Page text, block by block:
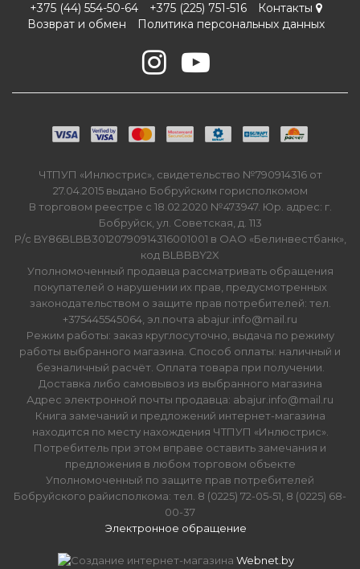
+375 (44) 554-50-64 +375 (225) 751-516
Контакты
Возврат и обмен
Политика персональных данных
ЧТПУП «Инлюстрис», свидетельство №790914316 от
27.04.2015 выдано Бобруйским горисполкомом
В торговом реестре с 18.02.2020 №473947. Юр. адрес: г.
Бобруйск, ул. Советская, д. 113
Р/с BY86BLBB30120790914316001001 в ОАО «Белинвестбанк»,
код BLBBBY2X
Уполномоченный продавца рассматривать обращения
покупателей о нарушении их прав, предусмотренных
законодательством о защите прав потребителей: тел.
+375445545064, эл.почта abajur.info@mail.ru
Режим работы: заказ круглосуточно, выдача по режиму
работы выбранного магазина. Способ оплаты: наличный и
безналичный расчёт. Оплата товара при получении.
Доставка либо самовывоз из выбранного магазина
Адрес электронной почты продавца: abajur.info@mail.ru
Книга замечаний и предложений интернет-магазина
находится по месту нахождения ЧТПУП «Инлюстрис».
Потребитель при этом вправе оставить замечания и
предложения в любом торговом объекте
Уполномоченный по защите прав потребителей
Бобруйского райисполкома: тел. 8 (0225) 72-05-51, 8 (0225) 68-
00-37
Электронное обращение
Создание интернет-магазина Webnet.by